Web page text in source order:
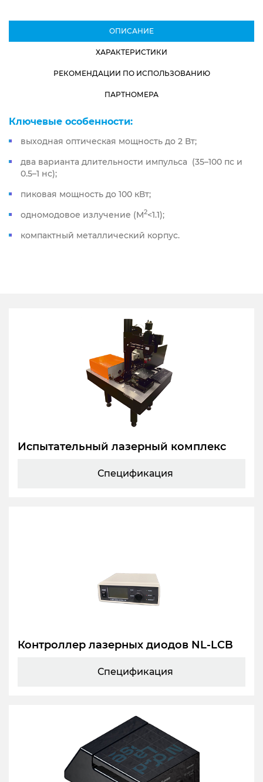
ОПИСАНИЕ
ХАРАКТЕРИСТИКИ
РЕКОМЕНДАЦИИ ПО ИСПОЛЬЗОВАНИЮ
ПАРТНОМЕРА
Ключевые особенности:
выходная оптическая мощность до 2 Вт;
два варианта длительности импульса (35–100 пс и
0.5–1 нс);
пиковая мощность до 100 кВт;
одномодовое излучение (M2<1.1);
компактный металлический корпус.
Испытательный лазерный комплекс
Спецификация
Контроллер лазерных диодов NL-LCB
Спецификация